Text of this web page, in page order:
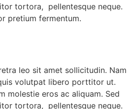
tortora, pellentesque neque.
pretium fermentum.
leo sit amet sollicitudin. Nam
volutpat libero porttitor ut.
molestie eros ac aliquam. Sed
tortora, pellentesque neque.